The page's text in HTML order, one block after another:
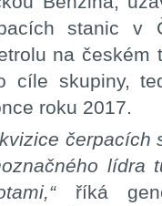
stanic v
na českém
cíle skupiny,
roku 2017.
lídra
říká